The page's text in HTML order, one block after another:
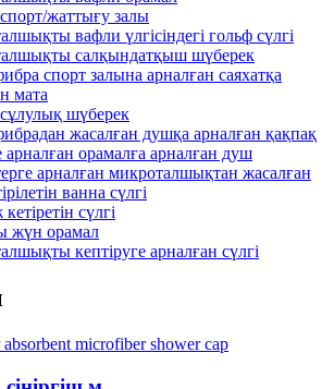
жаттығу залы
вафли үлгісіндегі гольф сүлгі
салқындатқыш шүберек
спорт залына арналған саяхатқа
мата
шүберек
жасалған душқа арналған қақпақ
арналған орамалға арналған душ
арналған микроталшықтан жасалған
ванна сүлгі
сүлгі
жүн орамал
кептіруге арналған сүлгі